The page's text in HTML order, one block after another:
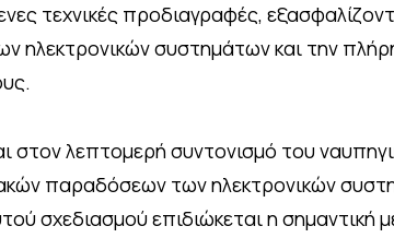
τεχνικές προδιαγραφές,
ηλεκτρονικών συστημάτων και την
στον λεπτομερή συντονισμό του
παραδόσεων των ηλεκτρονικών
σχεδιασμού επιδιώκεται η σημαντική